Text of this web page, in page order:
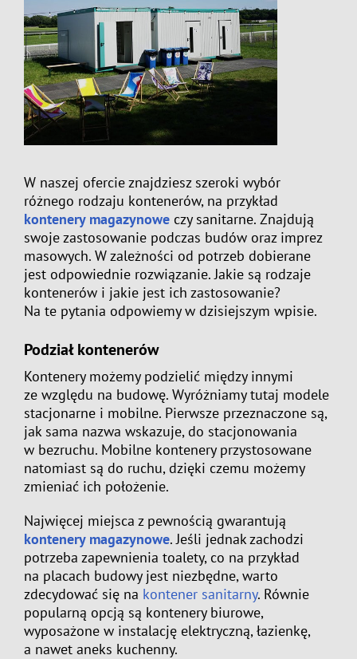
W naszej ofercie znajdziesz szeroki wybór
różnego rodzaju kontenerów, na przykład
kontenery magazynowe czy sanitarne. Znajdują
swoje zastosowanie podczas budów oraz imprez
masowych. W zależności od potrzeb dobierane
jest odpowiednie rozwiązanie. Jakie są rodzaje
kontenerów i jakie jest ich zastosowanie?
Na te pytania odpowiemy w dzisiejszym wpisie.
Podział kontenerów
Kontenery możemy podzielić między innymi
ze względu na budowę. Wyróżniamy tutaj modele
stacjonarne i mobilne. Pierwsze przeznaczone są,
jak sama nazwa wskazuje, do stacjonowania
w bezruchu. Mobilne kontenery przystosowane
natomiast są do ruchu, dzięki czemu możemy
zmieniać ich położenie.
Najwięcej miejsca z pewnością gwarantują
kontenery magazynowe. Jeśli jednak zachodzi
potrzeba zapewnienia toalety, co na przykład
na placach budowy jest niezbędne, warto
zdecydować się na kontener sanitarny. Równie
popularną opcją są kontenery biurowe,
wyposażone w instalację elektryczną, łazienkę,
a nawet aneks kuchenny.